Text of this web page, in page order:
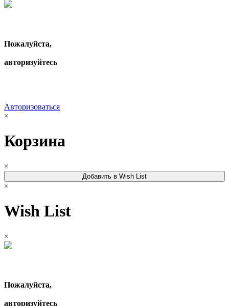
Пожалуйста,
авторизуйтесь
Авторизоваться
×
Корзина
×
Добавить в Wish List
×
Wish List
×
Пожалуйста,
авторизуйтесь